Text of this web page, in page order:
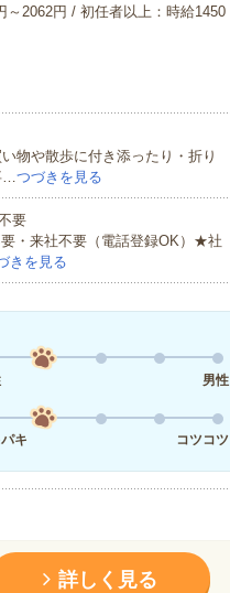
2062円 / 初任者以上：時給1450
物や散歩に付き添ったり・折り
…つづきを見る
要
・来社不要（電話登録OK）★社
きを見る
男性
キ
コツコツ
詳しく見る